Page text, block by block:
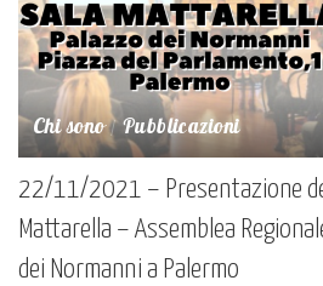
Chi sono Pubblicazioni
22/11/2021 – Presentazione
Mattarella – Assemblea
dei Normanni a Palermo